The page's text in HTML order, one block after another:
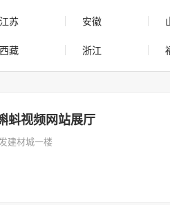
江苏 安徽
西藏 浙江
蚪视频网站展厅
建材城一楼